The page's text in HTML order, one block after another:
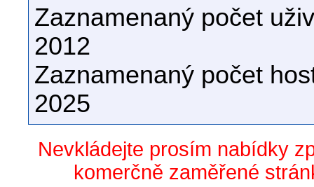
Zaznamenaný počet
2012
Zaznamenaný počet
2025
Nevkládejte prosím nabídky
komerčně zaměřené